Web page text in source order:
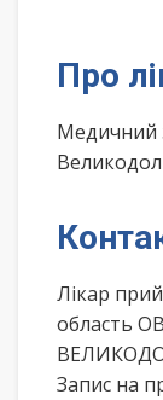
Про
Медичний
Лікар
область
Запис на